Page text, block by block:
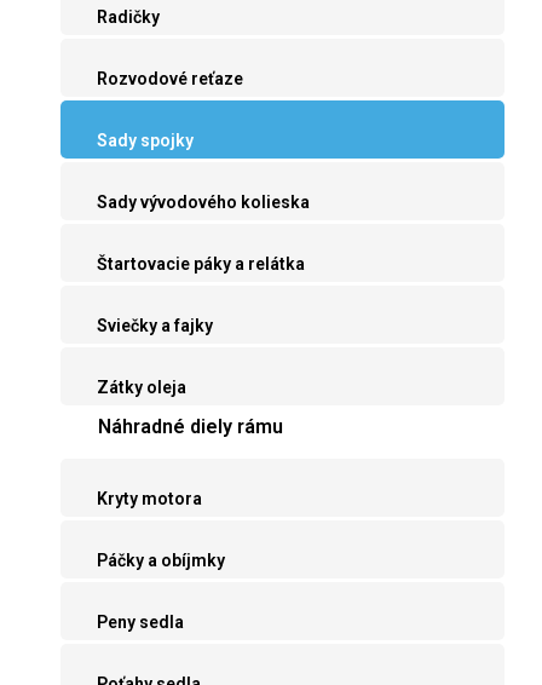
Radičky
Rozvodové reťaze
Sady spojky
Sady vývodového kolieska
Štartovacie páky a relátka
Sviečky a fajky
Zátky oleja
Náhradné diely rámu
Kryty motora
Páčky a obíjmky
Peny sedla